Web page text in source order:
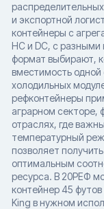
и экспортной
контейнеры с
HC и DC, с
формат выбирают,
вместимость одной
холодильных
рефконтейнеры
аграрном секторе,
отраслях, где
температурный
позволяет
оптимальным
ресурса. В 20РЕФ
контейнер 45
King в нужном